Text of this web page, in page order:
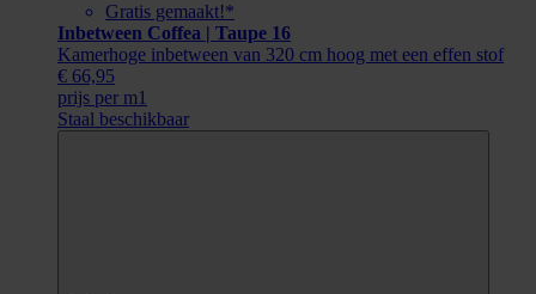
Gratis gemaakt!*
Inbetween Coffea | Taupe 16
Kamerhoge inbetween van 320 cm hoog met een effen stof
€ 66,95
prijs per m1
Staal beschikbaar